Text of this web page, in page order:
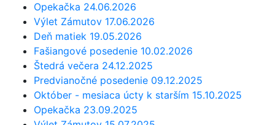
Opekačka 24.06.2026
Výlet Zámutov 17.06.2026
Deň matiek 19.05.2026
Fašiangové posedenie 10.02.2026
Štedrá večera 24.12.2025
Predvianočné posedenie 09.12.2025
Október - mesiaca úcty k starším 15.10.2025
Opekačka 23.09.2025